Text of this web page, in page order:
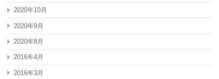
2020年10月
2020年9月
2020年8月
2016年4月
2016年3月